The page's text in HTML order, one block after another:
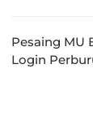
Pesaing MU
Login